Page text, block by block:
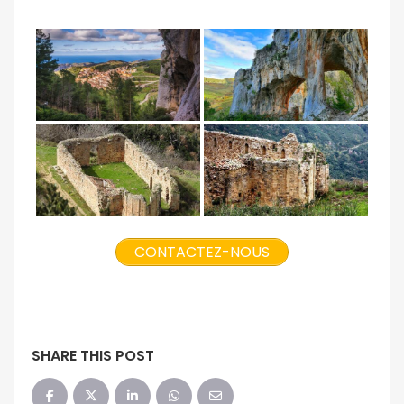
CONTACTEZ-NOUS
SHARE THIS POST